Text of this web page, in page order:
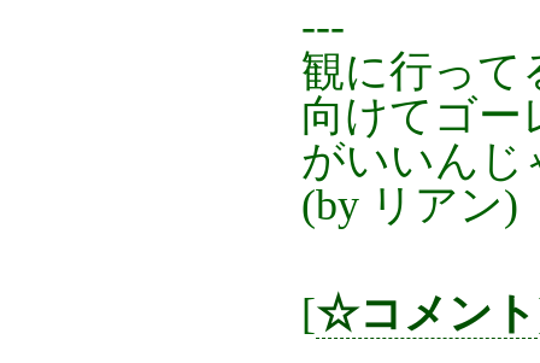
---
観に行って
向けてゴー
がいいんじ
(by リアン)
[☆コメント